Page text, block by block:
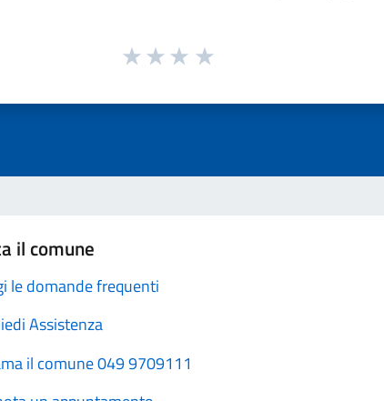
il comune
le domande frequenti
Assistenza
il comune 049 9709111